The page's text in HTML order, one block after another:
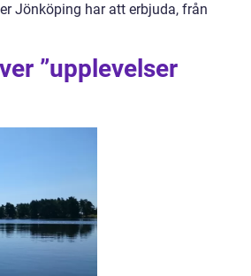
Jönköping har att erbjuda, från
”upplevelser